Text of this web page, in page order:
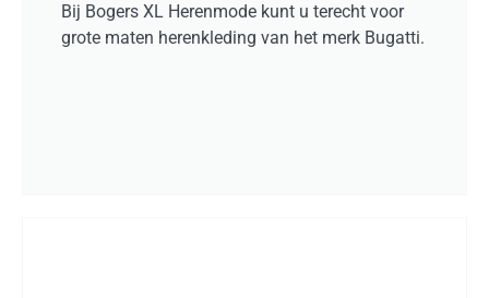
Bij Bogers XL Herenmode kunt u terecht voor
grote maten herenkleding van het merk Bugatti.